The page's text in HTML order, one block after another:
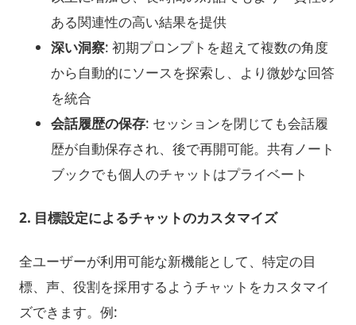
ある関連性の高い結果を提供
深い洞察: 初期プロンプトを超えて複数の角度
から自動的にソースを探索し、より微妙な回答
を統合
会話履歴の保存: セッションを閉じても会話履
歴が自動保存され、後で再開可能。共有ノート
ブックでも個人のチャットはプライベート
2. 目標設定によるチャットのカスタマイズ
全ユーザーが利用可能な新機能として、特定の目
標、声、役割を採用するようチャットをカスタマイ
ズできます。例: